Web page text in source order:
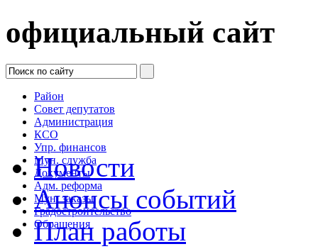
официальный сайт
Район
Совет депутатов
Администрация
КСО
Упр. финансов
Мун. служба
Документы
Адм. реформа
Мун. заказы
Градостроительство
Обращения
Новости
Анонсы событий
План работы